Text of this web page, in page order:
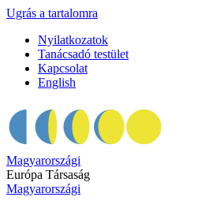
Ugrás a tartalomra
Nyilatkozatok
Tanácsadó testület
Kapcsolat
English
Magyarországi
Európa Társaság
Magyarországi